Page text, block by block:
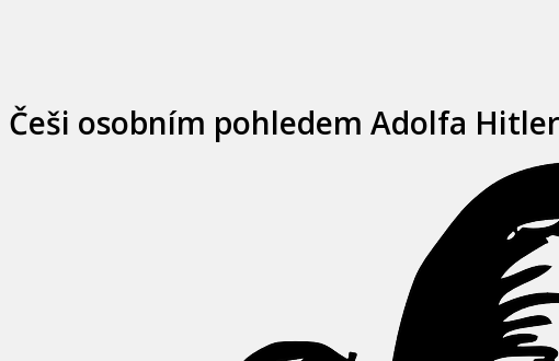
Češi osobním pohledem Adolfa